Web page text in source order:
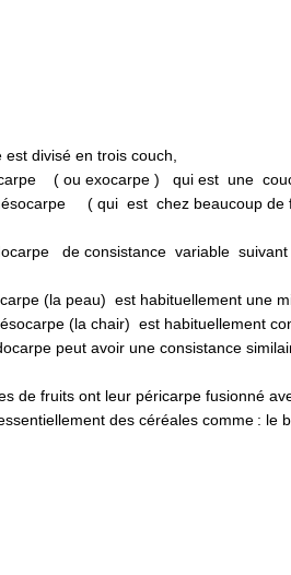
est divisé en trois couch,
( ou exocarpe ) qui est une
( qui est chez beaucoup de
de consistance variable
(la peau) est habituellement une
(la chair) est habituellement
peut avoir une consistance
de fruits ont leur péricarpe fusionné
des céréales comme : le